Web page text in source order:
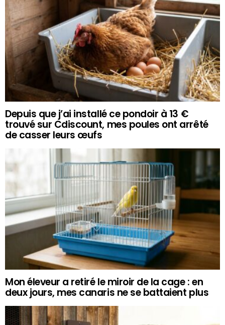
Depuis que j’ai installé ce pondoir à 13 €
trouvé sur Cdiscount, mes poules ont arrêté
de casser leurs œufs
Mon éleveur a retiré le miroir de la cage : en
deux jours, mes canaris ne se battaient plus